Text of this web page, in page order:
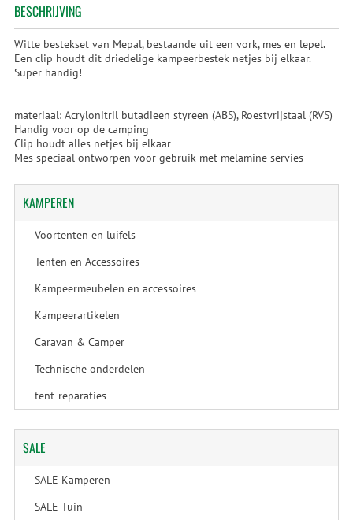
BESCHRIJVING
Witte bestekset van Mepal, bestaande uit een vork, mes en lepel.
Een clip houdt dit driedelige kampeerbestek netjes bij elkaar.
Super handig!
materiaal: Acrylonitril butadieen styreen (ABS), Roestvrijstaal (RVS)
Handig voor op de camping
Clip houdt alles netjes bij elkaar
Mes speciaal ontworpen voor gebruik met melamine servies
KAMPEREN
Voortenten en luifels
Tenten en Accessoires
Kampeermeubelen en accessoires
Kampeerartikelen
Caravan & Camper
Technische onderdelen
tent-reparaties
SALE
SALE Kamperen
SALE Tuin